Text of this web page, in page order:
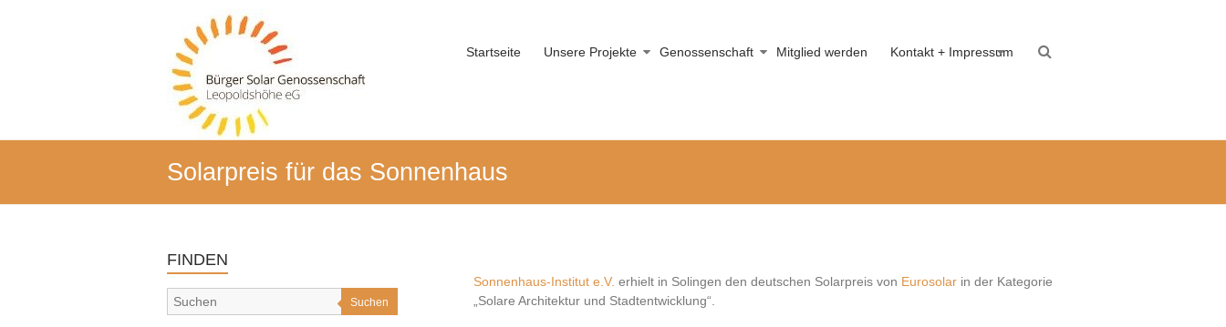
BSG-
Leo
Bürger-
Solar-
Genossenschaft
Startseite Unsere Projekte Genossenschaft Mitglied werden Kontakt + Impressum
Solarpreis für das Sonnenhaus
Sonnenhaus-Institut e.V. erhielt in Solingen den deutschen Solarpreis von Eurosolar in der Kategorie
„Solare Architektur und Stadtentwicklung“.
FINDEN
Suchen